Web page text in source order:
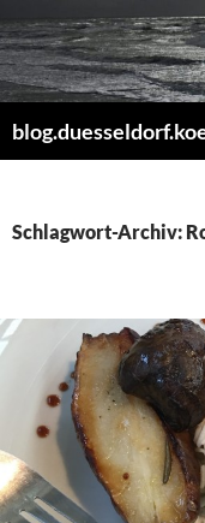
Inhalt
springen
Schlagwort-Archiv: